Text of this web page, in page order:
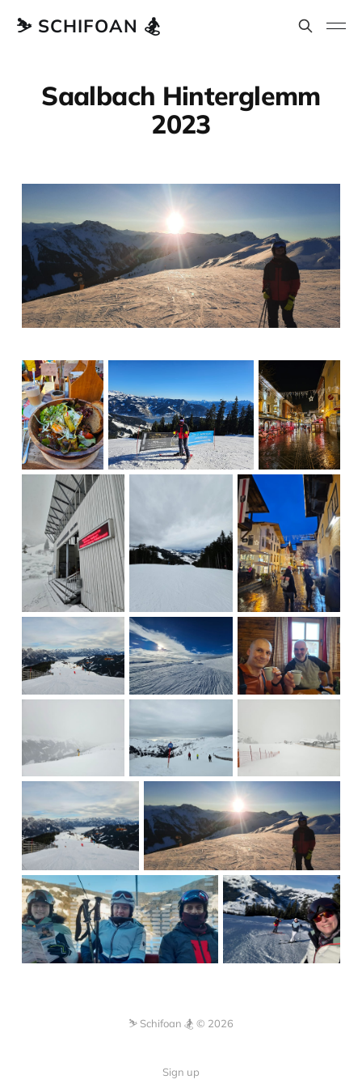
⛷️ SCHIFOAN 🏂
Saalbach Hinterglemm
2023
⛷️ Schifoan 🏂 © 2026
Sign up